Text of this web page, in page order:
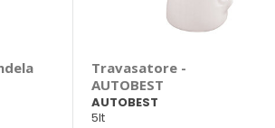
Travasatore -
AUTOBEST
AUTOBEST
5lt